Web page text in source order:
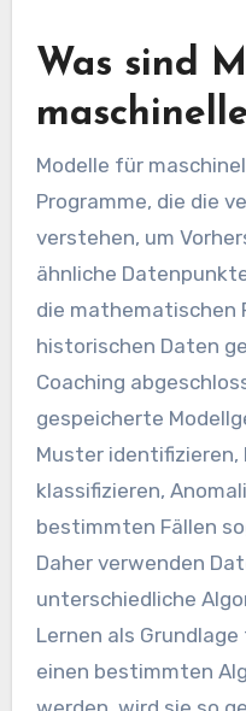
Was sind
Modelle für
Programme, die die
verstehen, um
ähnliche
die mathematischen
historischen Daten
Coaching
gespeicherte
Muster
klassifizieren,
bestimmten Fällen
Daher verwenden
unterschiedliche
Lernen als
einen bestimmten